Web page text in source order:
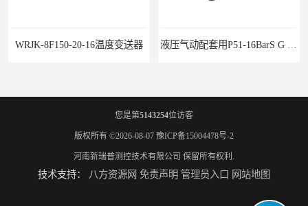
WRJK-8F150-20-16温度变送器
您是第5143254位访客
版权所有 ©2026-08-07 豫ICP备15004478号-2
河南新瑞普测控技术有限公司 保留所有权利.
技术支持： 八方资源网 免责声明 管理员入口 网站地图